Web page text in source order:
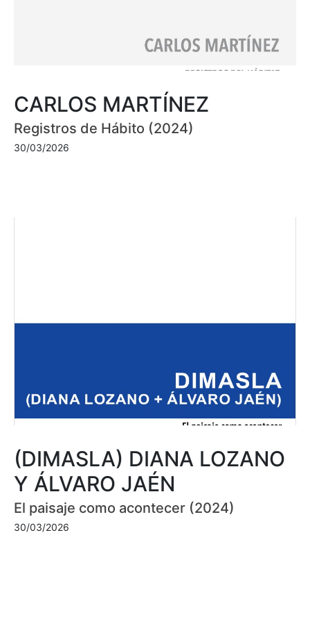
CARLOS MARTÍNEZ
Registros de Hábito (2024)
30/03/2026
(DIMASLA) DIANA LOZANO
Y ÁLVARO JAÉN
El paisaje como acontecer (2024)
30/03/2026